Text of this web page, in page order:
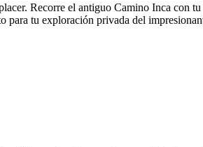
Recorre el antiguo Camino Inca con
para tu exploración privada del